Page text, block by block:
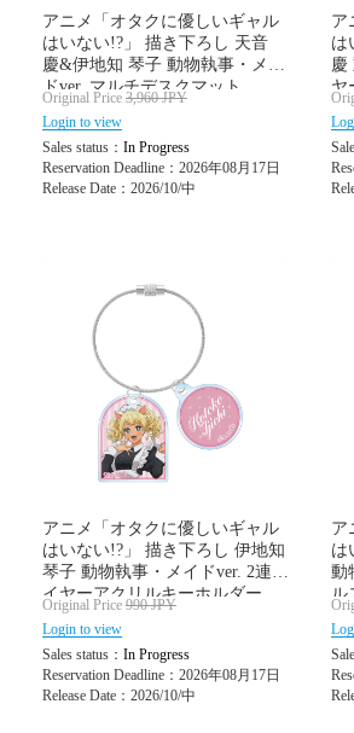
アニメ「オタクに優しいギャル
はいない!?」 描き下ろし 天音
慶&伊地知 琴子 動物執事・メイ
ドver. マルチデスクマット
Original Price 3,960JPY
Login to view
Sales status： In Progress
Reservation Deadline：2026年08月17日
Release Date：2026/10/中
ア
は
慶
ヤ
アニメ「オタクに優しいギャル
はいない!?」 描き下ろし 伊地知
琴子 動物執事・メイドver. 2連ワ
イヤーアクリルキーホルダー
Original Price 990JPY
Login to view
Sales status： In Progress
Reservation Deadline：2026年08月17日
Release Date：2026/10/中
ア
は
動
ル